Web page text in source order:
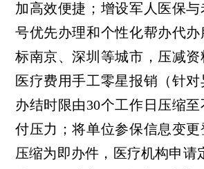
加高效便捷；增设军人医保
号优先办理和个性化帮办代办
标南京、深圳等城市，压减
医疗费用手工零星报销（针
办结时限由30个工作日压缩
付压力；将单位参保信息变
压缩为即办件，医疗机构申